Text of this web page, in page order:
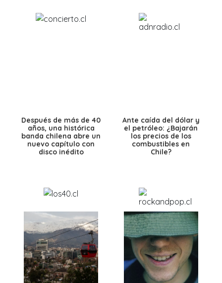
Después de más de 40
años, una histórica
banda chilena abre un
nuevo capítulo con
disco inédito
Ante caída del dólar y
el petróleo: ¿Bajarán
los precios de los
combustibles en
Chile?